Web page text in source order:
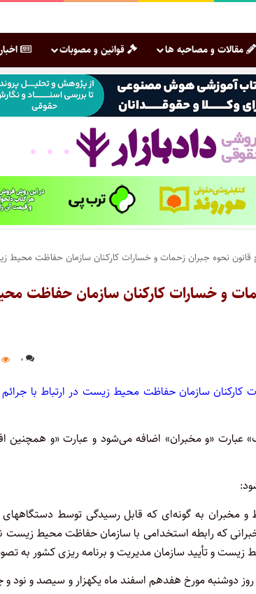
مقالات و مصاحبه ها قوانین و مصوبات اخبار
قانون نحوه جبران زحمات و خسارات کارکنان سازمان حفاظت محیط
و خسارات کارکنان سازمان حفاظت
۰
سازمان حفاظت محیط زیست در ارتباط با جرائم
«و مخبران» اضافه می‌شود و عبارت «و همچنین
و مخبران به‌ گونه‌ای ‌که قابل رسیدگی توسط
که رابطه استخدامی با سازمان حفاظت محیط زیست
و تأیید سازمان مدیریت و برنامه‌ ریزی کشور به
دوشنبه مورخ هفدهم اسفند ماه یکهزار و سیصد و